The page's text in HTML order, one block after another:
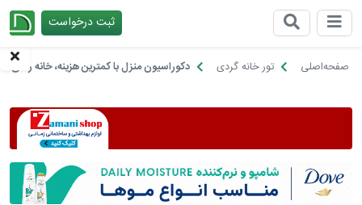
ثبت درخواست
صفحه‌اصلی تور خانه گردی دکوراسیون منزل با کمترین هزینه، خانه رنگی